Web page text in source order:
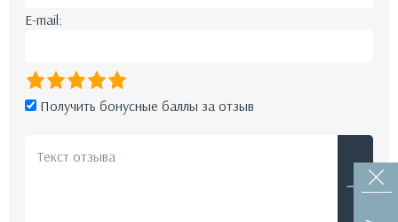
E-mail:
Получить бонусные баллы за отзыв